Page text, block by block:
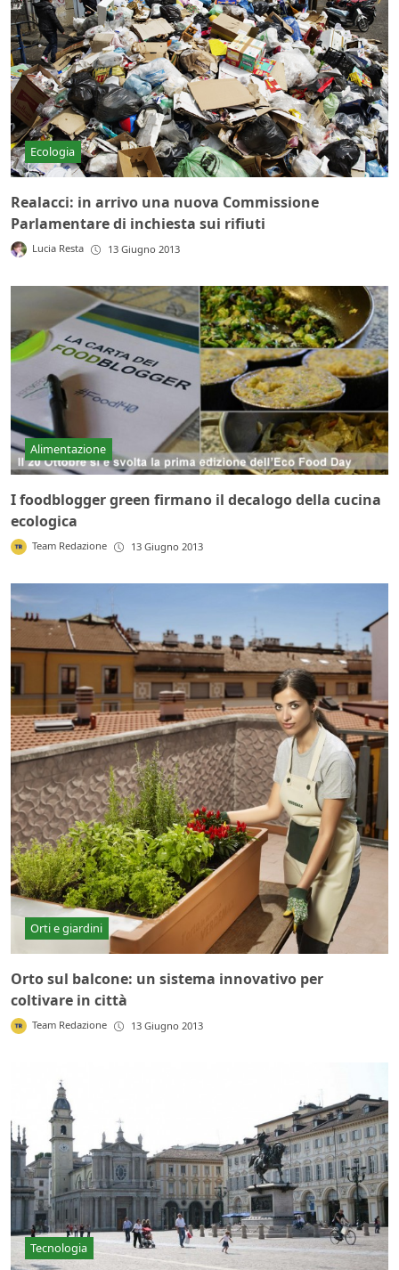
Ecologia
Realacci: in arrivo una nuova Commissione
Parlamentare di inchiesta sui rifiuti
Lucia Resta 13 Giugno 2013
Alimentazione
I foodblogger green firmano il decalogo della cucina
ecologica
Team Redazione 13 Giugno 2013
Orti e giardini
Orto sul balcone: un sistema innovativo per
coltivare in città
Team Redazione 13 Giugno 2013
Tecnologia